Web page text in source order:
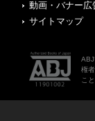
動画・バナー広
サイトマップ
権
こ